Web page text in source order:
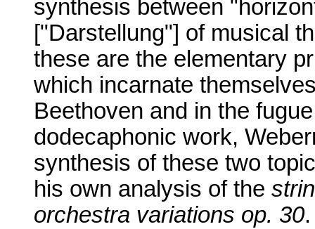
synthesis between
["Darstellung"] of musical
these are the elementary
which incarnate
Beethoven and in the
dodecaphonic work,
synthesis of these two
his own analysis of the
orchestra variations op. 30.